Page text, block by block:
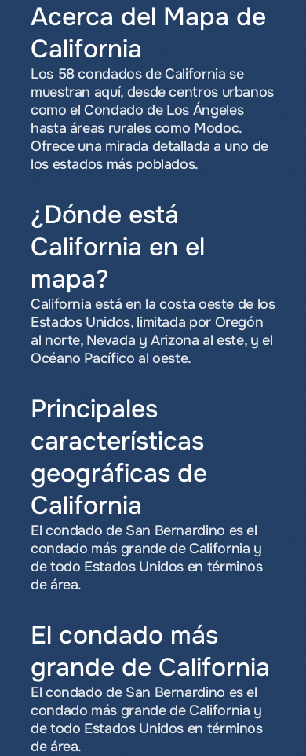
Acerca del Mapa de
California
Los 58 condados de California se
muestran aquí, desde centros urbanos
como el Condado de Los Ángeles
hasta áreas rurales como Modoc.
Ofrece una mirada detallada a uno de
los estados más poblados.
¿Dónde está
California en el
mapa?
California está en la costa oeste de los
Estados Unidos, limitada por Oregón
al norte, Nevada y Arizona al este, y el
Océano Pacífico al oeste.
Principales
características
geográficas de
California
El condado de San Bernardino es el
condado más grande de California y
de todo Estados Unidos en términos
de área.
El condado más
grande de California
El condado de San Bernardino es el
condado más grande de California y
de todo Estados Unidos en términos
de área.